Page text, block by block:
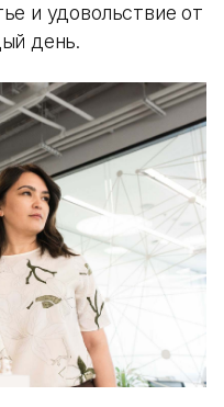
и удовольствие от
день.